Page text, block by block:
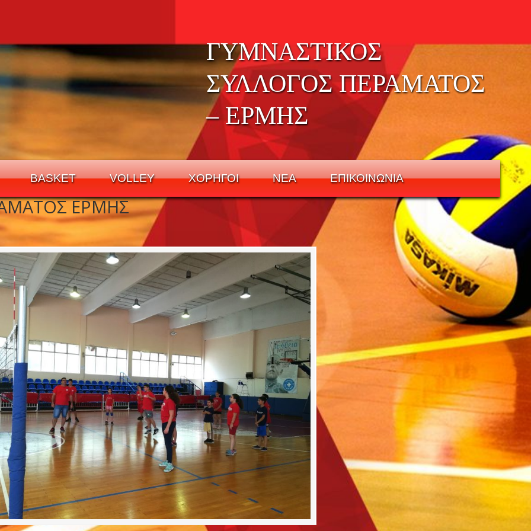
ΓΥΜΝΑΣΤΙΚΟΣ
ΣΥΛΛΟΓΟΣ ΠΕΡΑΜΑΤΟΣ
– ΕΡΜΗΣ
BASKET VOLLEY ΧΟΡΗΓΟΙ ΝΕΑ ΕΠΙΚΟΙΝΩΝΙΑ
ΕΡΜΗΣ